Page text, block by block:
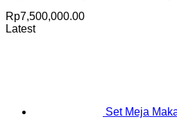
Rp7,500,000.00
Latest
Set Meja